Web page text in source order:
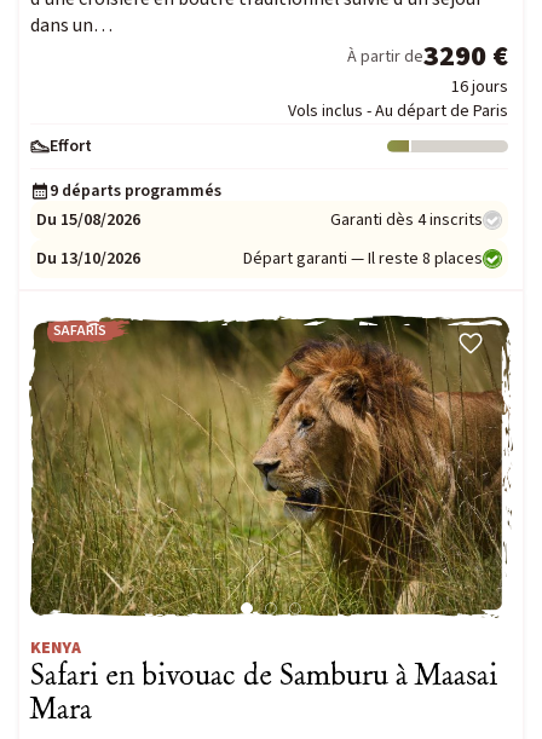
dans un…
À partir de3290 €
16 jours
Vols inclus - Au départ de Paris
Effort
Niveau : 1
9 départs programmés
Du 15/08/2026
Garanti dès 4 inscrits
Du 13/10/2026
Départ garanti — Il reste 8 places
SAFARIS
KENYA
Safari en bivouac de Samburu à Maasai
Mara